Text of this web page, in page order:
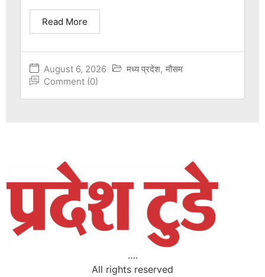
August 6, 2026 मध्य प्रदेश, मौसम
Comment (0)
Read More
….
All rights reserved